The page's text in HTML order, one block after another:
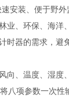
装、便于野外
、环保、海洋
器的需求，避
、温度、湿度
八项参数一次性